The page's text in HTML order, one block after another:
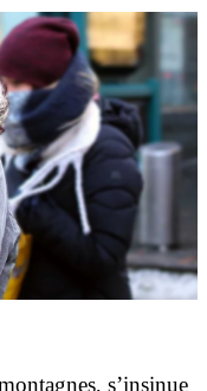
s’insinue